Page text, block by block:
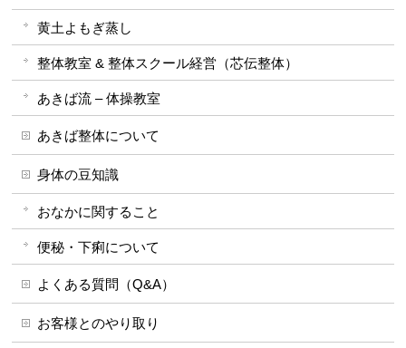
黄土よもぎ蒸し
整体教室 & 整体スクール経営（芯伝整体）
あきば流 – 体操教室
あきば整体について
身体の豆知識
おなかに関すること
便秘・下痢について
よくある質問（Q&A）
お客様とのやり取り